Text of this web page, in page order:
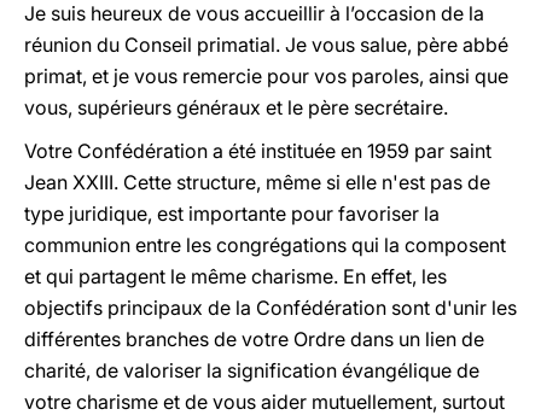
Je suis heureux de vous accueillir à l’occasion de la
réunion du Conseil primatial. Je vous salue, père abbé
primat, et je vous remercie pour vos paroles, ainsi que
vous, supérieurs généraux et le père secrétaire.
Votre Confédération a été instituée en 1959 par saint
Jean XXIII. Cette structure, même si elle n'est pas de
type juridique, est importante pour favoriser la
communion entre les congrégations qui la composent
et qui partagent le même charisme. En effet, les
objectifs principaux de la Confédération sont d'unir les
différentes branches de votre Ordre dans un lien de
charité, de valoriser la signification évangélique de
votre charisme et de vous aider mutuellement, surtout